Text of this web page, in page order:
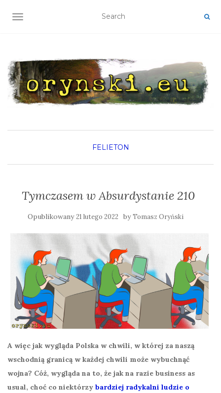
TOGGLE NAVIGATION
FELIETON
Tymczasem w Absurdystanie 210
Opublikowany21 lutego 2022 byTomasz Oryński
A więc jak wygląda Polska w chwili, w której za naszą
wschodnią granicą w każdej chwili może wybuchnąć
wojna? Cóż, wygląda na to, że jak na razie business as
usual, choć co niektórzy bardziej radykalni ludzie o